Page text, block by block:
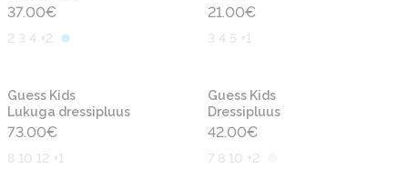
37.00€
2 3 4 +2
21.00€
3 4 5 +1
Guess Kids
Lukuga dressipluus
73.00€
8 10 12 +1
Guess Kids
Dressipluus
42.00€
7 8 10 +2